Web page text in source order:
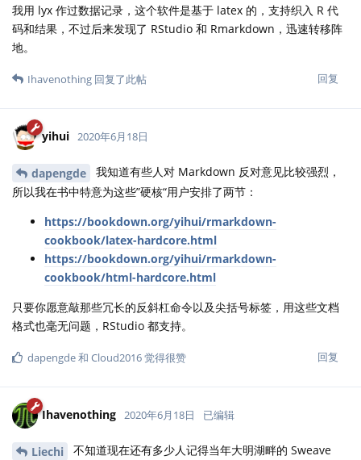
我用 lyx 作过数据记录，这个软件是基于 latex 的，支持织入 R 代
码和结果，不过后来发现了 RStudio 和 Rmarkdown，迅速转移阵
地。
回复
Ihavenothing 回复了此帖
yihui 2020年6月18日
dapengde
我知道有些人对 Markdown 反对意见比较强烈，
所以我在书中特意为这些”硬核“用户安排了两节：
https://bookdown.org/yihui/rmarkdown-
cookbook/latex-hardcore.html
https://bookdown.org/yihui/rmarkdown-
cookbook/html-hardcore.html
只要你愿意敲那些冗长的反斜杠命令以及尖括号标签，用这些文档
格式也毫无问题，RStudio 都支持。
回复
dapengde和 Cloud2016觉得很赞
Ihavenothing 2020年6月18日 已编辑
Liechi
不知道现在还有多少人记得当年大明湖畔的 Sweave